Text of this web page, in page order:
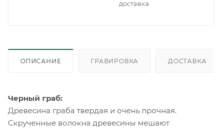
доставка
ОПИСАНИЕ ГРАВИРОВКА ДОСТАВКА
Черный граб:
Древесина граба твердая и очень прочная.
Скрученные волокна древесины мешают